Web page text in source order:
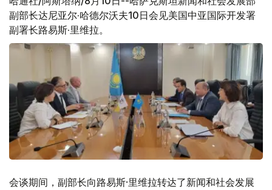
副部长达尼亚尔·哈德尔沃夫10日会见美国中亚国际开发署
副署长路易斯·里维拉。
会谈期间，副部长向路易斯·里维拉转达了新闻和社会发展